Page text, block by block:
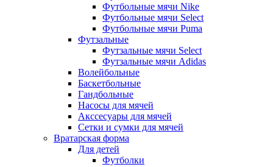
Футбольные мячи Nike
Футбольные мячи Select
Футбольные мячи Puma
Футзальные
Футзальные мячи Select
Футзальные мячи Adidas
Волейбольные
Баскетбольные
Гандбольные
Насосы для мячей
Акссесуары для мячей
Сетки и сумки для мячей
Вратарская форма
Для детей
Футболки